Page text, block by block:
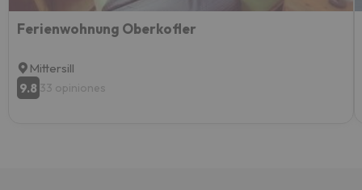
Ferienwohnung Oberkofler
Mittersill
9.8 33 opiniones